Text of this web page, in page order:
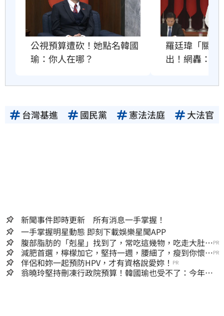
公視預算遭砍！她點名韓國
瑜：你人在哪？
羅廷瑋「關麥
出！網轟：沒
台灣基進 國民黨 憲法法庭 大法官
新聞事件即時更新 所有消息一手掌握！
一手掌握明星動態 即刻下載娛樂星聞APP
腹部脂肪的「剋星」找到了，常吃這幾物，吃走大肚
囊，瘦出小蠻腰
PR
減肥首選，檸檬加它，堅持一週，腰細了，瘦到你懷疑
人生
PR
伴侶和妳一起預防HPV，才有資格說愛妳！ PR
翁曉玲堅持刪凍行政院預算！韓國瑜也受不了：今年剩4